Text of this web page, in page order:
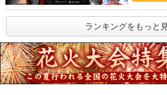
ランキングをもっと